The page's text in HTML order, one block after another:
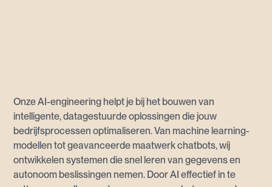
Onze AI-engineering helpt je bij het bouwen van
intelligente, datagestuurde oplossingen die jouw
bedrijfsprocessen optimaliseren. Van machine learning-
modellen tot geavanceerde maatwerk chatbots, wij
ontwikkelen systemen die snel leren van gegevens en
autonoom beslissingen nemen. Door AI effectief in te